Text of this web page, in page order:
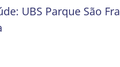
UBS Parque São